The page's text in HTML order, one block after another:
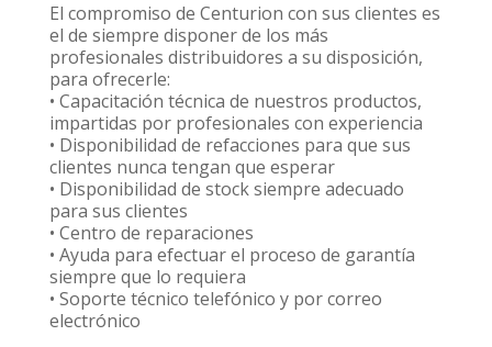
El compromiso de Centurion con sus clientes es
el de siempre disponer de los más
profesionales distribuidores a su disposición,
para ofrecerle:
• Capacitación técnica de nuestros productos,
impartidas por profesionales con experiencia
• Disponibilidad de refacciones para que sus
clientes nunca tengan que esperar
• Disponibilidad de stock siempre adecuado
para sus clientes
• Centro de reparaciones
• Ayuda para efectuar el proceso de garantía
siempre que lo requiera
• Soporte técnico telefónico y por correo
electrónico